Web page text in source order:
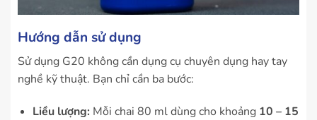
Hướng dẫn sử dụng
Sử dụng G20 không cần dụng cụ chuyên dụng hay tay
nghề kỹ thuật. Bạn chỉ cần ba bước:
Liều lượng: Mỗi chai 80 ml dùng cho khoảng 10 – 15